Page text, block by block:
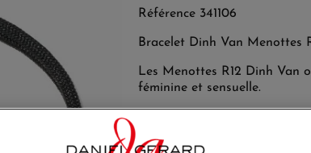
Référence 341106
Bracelet Dinh Van Menottes
Les Menottes R12 Dinh Van
féminine et sensuelle.
Esprit rebelle, symbole